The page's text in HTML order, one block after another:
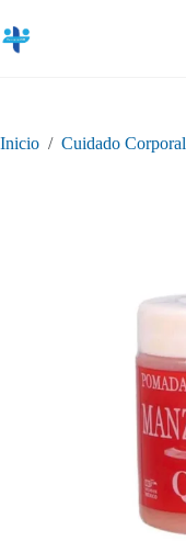
al
contenido
Inicio / Cuidado Corporal